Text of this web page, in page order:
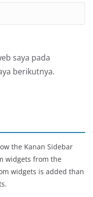
saya pada
berikutnya.
the Kanan Sidebar
widgets from the
widgets is added than